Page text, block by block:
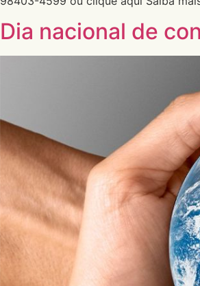
Dia nacional de